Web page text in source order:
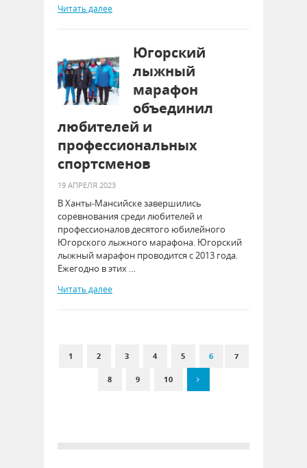
Читать далее
Югорский
лыжный
марафон
объединил
любителей и
профессиональных
спортсменов
19 АПРЕЛЯ 2023
В Ханты-Мансийске завершились
соревнования среди любителей и
профессионалов десятого юбилейного
Югорского лыжного марафона. Югорский
лыжный марафон проводится с 2013 года.
Ежегодно в этих …
Читать далее
1 2 3 4 5 6 7
8 9 10